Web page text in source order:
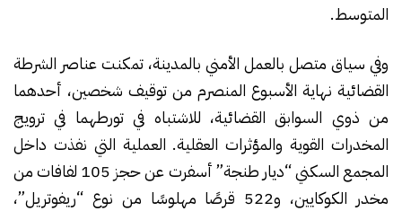
المتوسط.
وفي سياق متصل بالعمل الأمني بالمدينة، تمكنت عناصر الشرطة
القضائية نهاية الأسبوع المنصرم من توقيف شخصين، أحدهما
من ذوي السوابق القضائية، للاشتباه في تورطهما في ترويج
المخدرات القوية والمؤثرات العقلية. العملية التي نفذت داخل
المجمع السكني “ديار طنجة” أسفرت عن حجز 105 لفافات من
مخدر الكوكايين، و522 قرصًا مهلوسًا من نوع “ريفوتريل”،